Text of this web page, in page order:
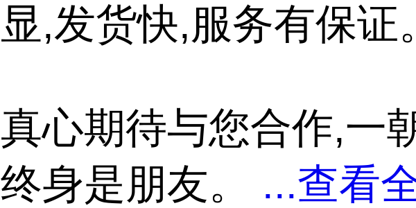
显,发货快,服务有保证
真心期待与您合作,一
终身是朋友。 ...查看